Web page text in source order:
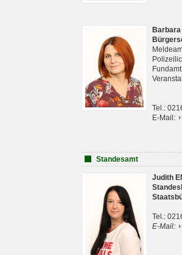
Tel.:
E-Mail:
Standesamt
Judith
Tel.:
E-Mail: